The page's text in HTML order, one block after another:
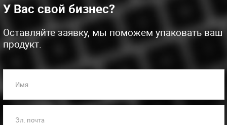
У Вас свой бизнес?
Оставляйте заявку, мы поможем упаковать ваш
продукт.
Имя
Эл. почта